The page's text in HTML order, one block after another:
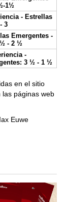
1½
- Estrellas
3
Emergentes -
- 2 ½
-
3 ½ - 1 ½
en el sitio
las páginas web
Euwe